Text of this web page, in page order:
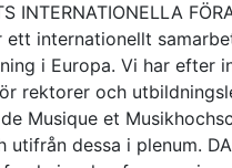
INTERNATIONELLA
ett internationellt
i Europa. Vi har efter
rektorer och
Musique et
utifrån dessa i plenum.